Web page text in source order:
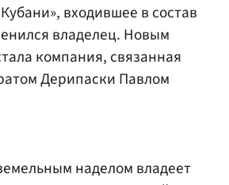
входившее в состав
владелец. Новым
компания, связанная
Дерипаски Павлом
наделом владеет